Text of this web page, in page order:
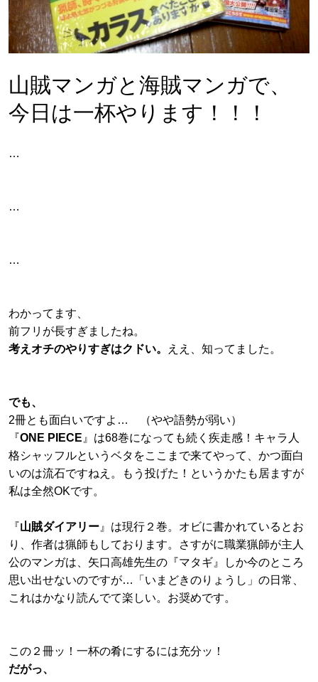
山賊マンガと海賊マンガで、
今日は一杯やります！！！
…
…
…
わかってます、
前フリが長すぎましたね。
考えオチのやりすぎはクドい。
ええ、知ってました。
でも、
2冊とも面白いですよ… （やや語勢が弱い）
『ONE PIECE 』は68巻になっても続く疾走感！キャラ人
格シャッフルというベタをここまで来てやって、かつ面白
いのは流石ですねえ。もう投げた！というかたも居ますが
私は全然OKです。
『山賊ダイアリー 』は現行２巻。オビに書かれているとお
り、作者は猟師もしております。さすがに職業猟師が主人
公のマンガは、矢口高雄先生の『マタギ』しか今のところ
思い出せないのですが…「いまどきのりょうし」の日常、
これはかなり読んでて楽しい。お奨めです。
この２冊ッ！一杯の肴にするには充分ッ！
だがっ、